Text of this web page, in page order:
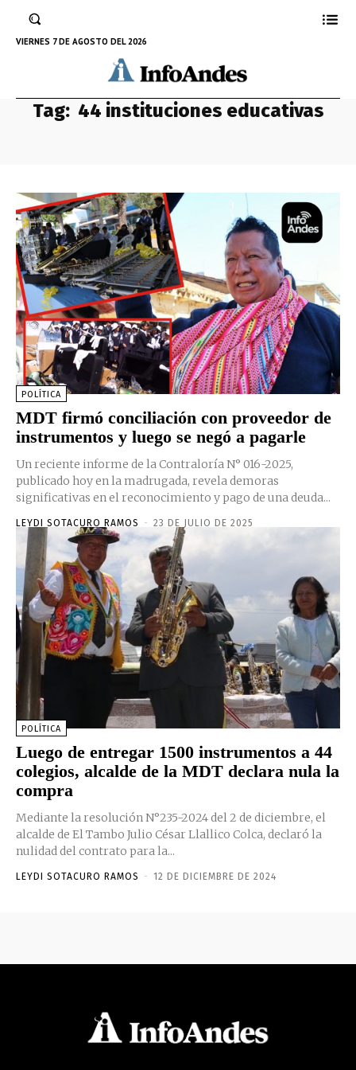
VIERNES 7 DE AGOSTO DEL 2026
Tag: 44 instituciones educativas
POLÍTICA
MDT firmó conciliación con proveedor de
instrumentos y luego se negó a pagarle
Un reciente informe de la Contraloría N° 016-2025,
publicado hoy en la madrugada, revela demoras
significativas en el reconocimiento y pago de una deuda...
LEYDI SOTACURO RAMOS - 23 DE JULIO DE 2025
POLÍTICA
Luego de entregar 1500 instrumentos a 44
colegios, alcalde de la MDT declara nula la
compra
Mediante la resolución N°235-2024 del 2 de diciembre, el
alcalde de El Tambo Julio César Llallico Colca, declaró la
nulidad del contrato para la...
LEYDI SOTACURO RAMOS - 12 DE DICIEMBRE DE 2024